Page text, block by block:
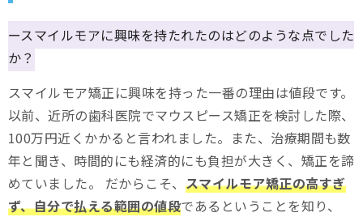
ースマイルモアに興味を持たれたのはどのような点でした
か？
スマイルモア矯正に興味を持った一番の理由は値段です。
以前、近所の歯科医院でマウスピース矯正を検討した際、
100万円近くかかると言われました。また、治療期間も数
年と聞き、時間的にも経済的にも負担が大きく、矯正を諦
めていました。 だからこそ、 スマイルモア矯正の高すぎ
ず、自分で払える範囲の値段であるということを知り、